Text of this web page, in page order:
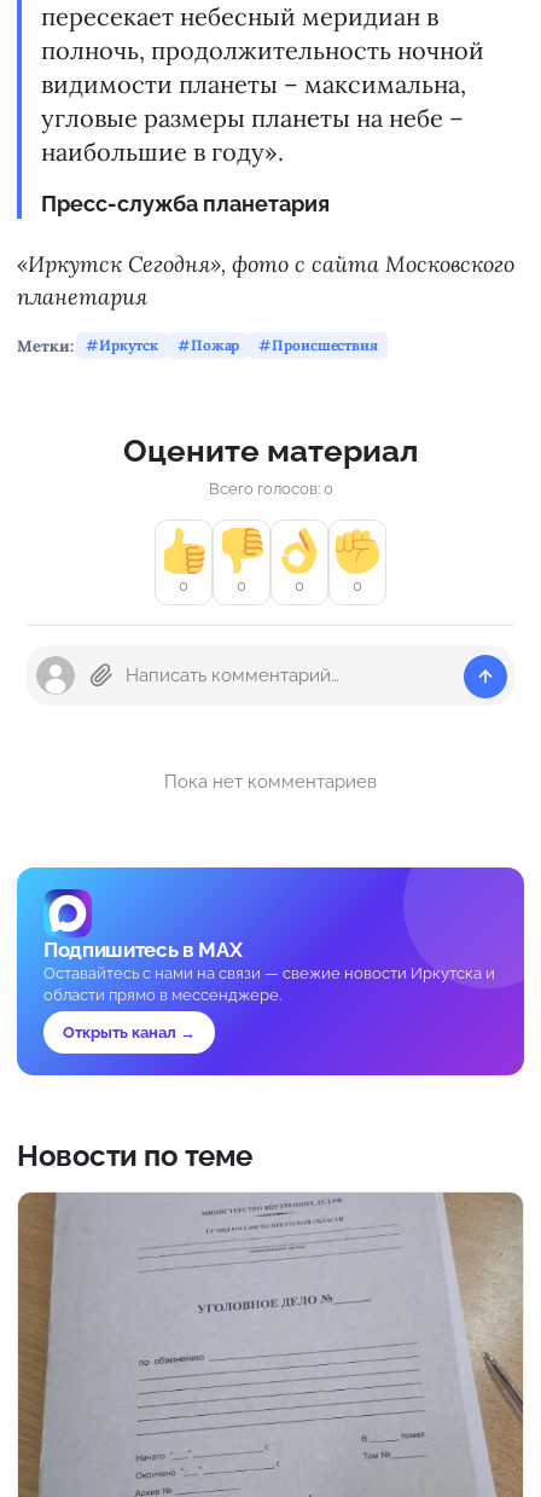
пересекает небесный меридиан в
полночь, продолжительность ночной
видимости планеты – максимальна,
угловые размеры планеты на небе –
наибольшие в году».
Пресс-служба планетария
«Иркутск Сегодня», фото с сайта Московского
планетария
Метки: Иркутск Пожар Происшествия
Оцените материал
Всего голосов: 0
0 0 0 0
Пока нет комментариев
Подпишитесь в MAX
Оставайтесь с нами на связи — свежие новости Иркутска и
области прямо в мессенджере.
Открыть канал →
Новости по теме